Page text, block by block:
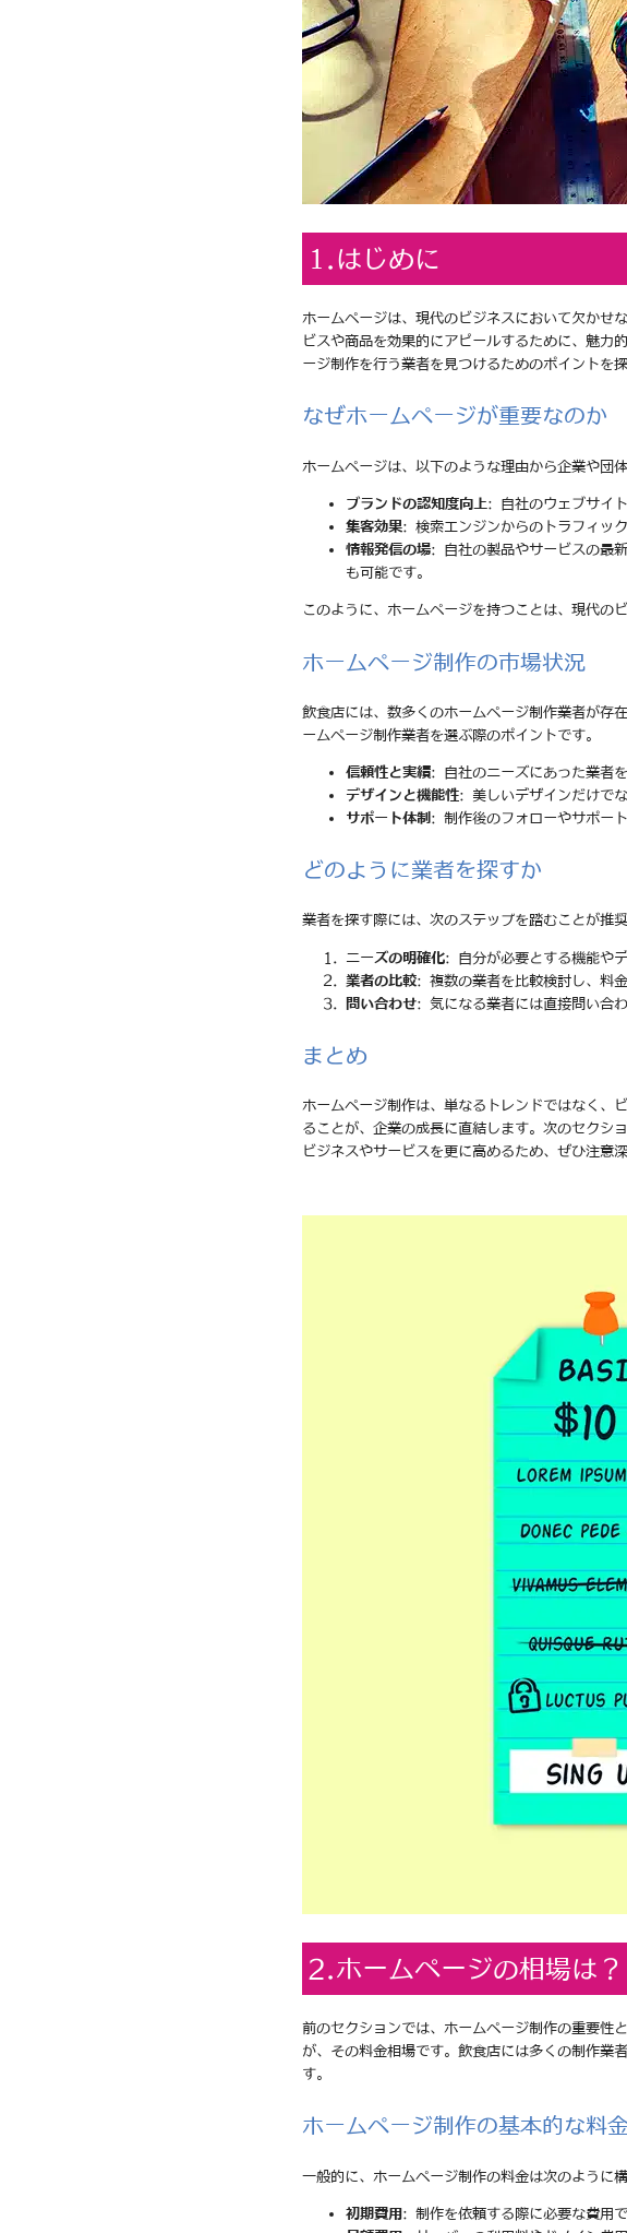
1.はじめに
ホームページは、現代のビジネスにおいて欠かせ
ビスや商品を効果的にアピールするために、魅力
ージ制作を行う業者を見つけるためのポイントを探
なぜホームページが重要なのか
ホームページは、以下のような理由から企業や団
ブランドの認知度向上: 自社のウェブサイ
集客効果: 検索エンジンからのトラフィッ
情報発信の場: 自社の製品やサービスの最
も可能です。
このように、ホームページを持つことは、現代の
ホームページ制作の市場状況
飲食店には、数多くのホームページ制作業者が存
ームページ制作業者を選ぶ際のポイントです。
信頼性と実績: 自社のニーズにあった業者
デザインと機能性: 美しいデザインだけで
サポート体制 : 制作後のフォローやサポー
どのように業者を探すか
業者を探す際には、次のステップを踏むことが推奨
ニーズの明確化: 自分が必要とする機能や
業者の比較: 複数の業者を比較検討し、料
問い合わせ: 気になる業者には直接問い合
まとめ
ホームページ制作は、単なるトレンドではなく、
ることが、企業の成長に直結します。次のセクシ
ビジネスやサービスを更に高めるため、ぜひ注意
2.ホームページの相場は？
前のセクションでは、ホームページ制作の重要性
が、その料金相場です。飲食店には多くの制作業
す。
ホームページ制作の基本的な料
一般的に、ホームページ制作の料金は次のように
初期費用 : 制作を依頼する際に必要な費用